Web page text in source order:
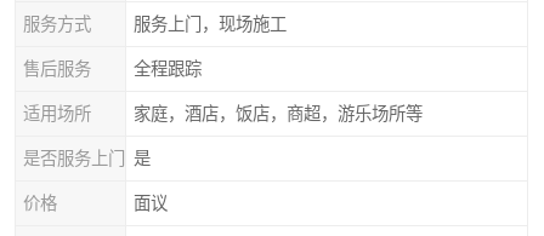
服务方式 服务上门，现场施工
售后服务 全程跟踪
适用场所 家庭，酒店，饭店，商超，游乐场所等
是否服务上门 是
价格 面议